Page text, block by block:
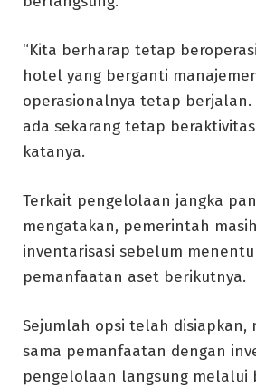
“Kita berharap tetap
hotel yang berganti
operasionalnya tetap berjalan.
ada sekarang tetap
katanya.
Terkait pengelolaan jangka
mengatakan, pemerintah
inventarisasi sebelum
pemanfaatan aset berikutnya.
Sejumlah opsi telah disiapkan,
sama pemanfaatan dengan
pengelolaan langsung melalui